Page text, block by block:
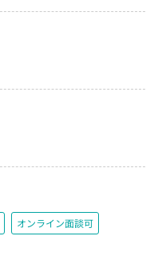
オンライン面談可